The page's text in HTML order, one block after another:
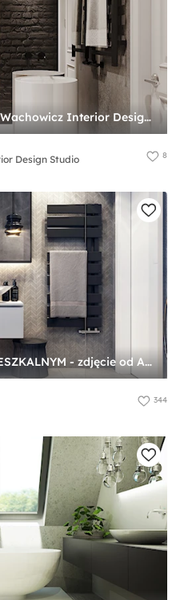
WC - zdjęcie od Aleksandra Wachowicz Interior Design Studio
Design Studio 8
ŁAZIENKA W BUDYNKU MIESZKALNYM - zdjęcie od AM BUTOR ARCHITEKCI
344